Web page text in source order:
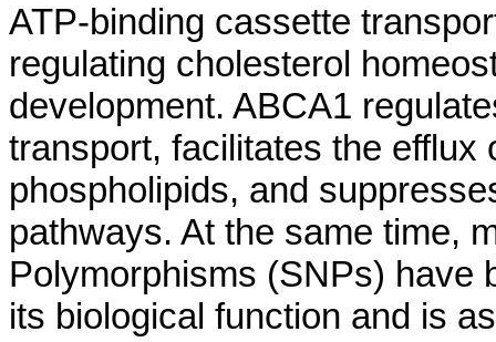
ATP-binding cassette
regulating cholesterol
development. ABCA1
transport, facilitates the
phospholipids, and
pathways. At the same time,
Polymorphisms (SNPs) have
its biological function and is